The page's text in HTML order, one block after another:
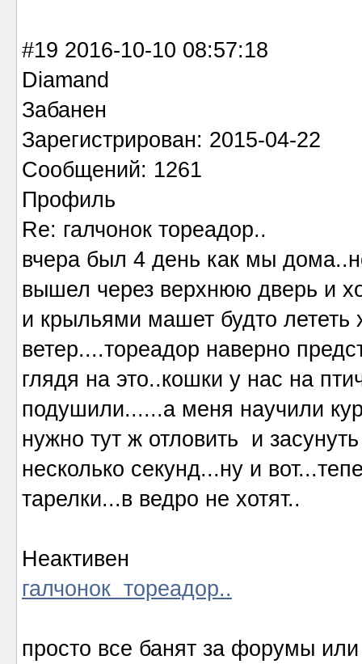
#19 2016-10-10 08:57:18
Diamand
Забанен
Зарегистрирован: 2015-04-22
Сообщений: 1261
Профиль
Re: галчонок тореадор..
вчера был 4 день как мы
вышел через верхнюю дверь и
и крыльями машет будто лететь
ветер....тореадор наверно
глядя на это..кошки у нас на
подушили......а меня научили
нужно тут ж отловить и
несколько секунд...ну и
тарелки...в ведро не хотят..
Неактивен
галчонок тореадор..
просто все банят за форумы